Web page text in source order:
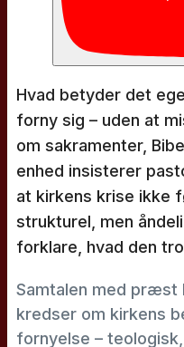
Hvad betyder det
forny sig – uden at
om sakramenter,
enhed insisterer
at kirkens krise ikke
strukturel, men
forklare, hvad den
Samtalen med præst
kredser om kirkens
fornyelse –